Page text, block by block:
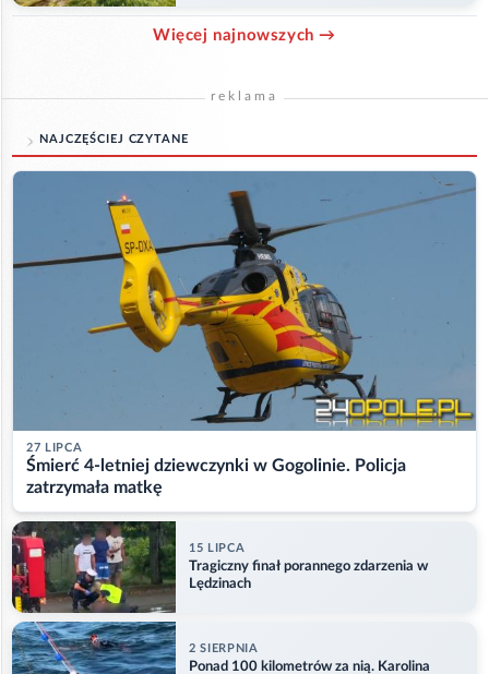
Więcej najnowszych →
reklama
NAJCZĘŚCIEJ CZYTANE
27 LIPCA
Śmierć 4-letniej dziewczynki w Gogolinie. Policja
zatrzymała matkę
15 LIPCA
Tragiczny finał porannego zdarzenia w
Lędzinach
2 SIERPNIA
Ponad 100 kilometrów za nią. Karolina